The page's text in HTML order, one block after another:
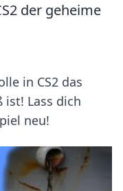
der geheime
in CS2 das
ist! Lass dich
neu!